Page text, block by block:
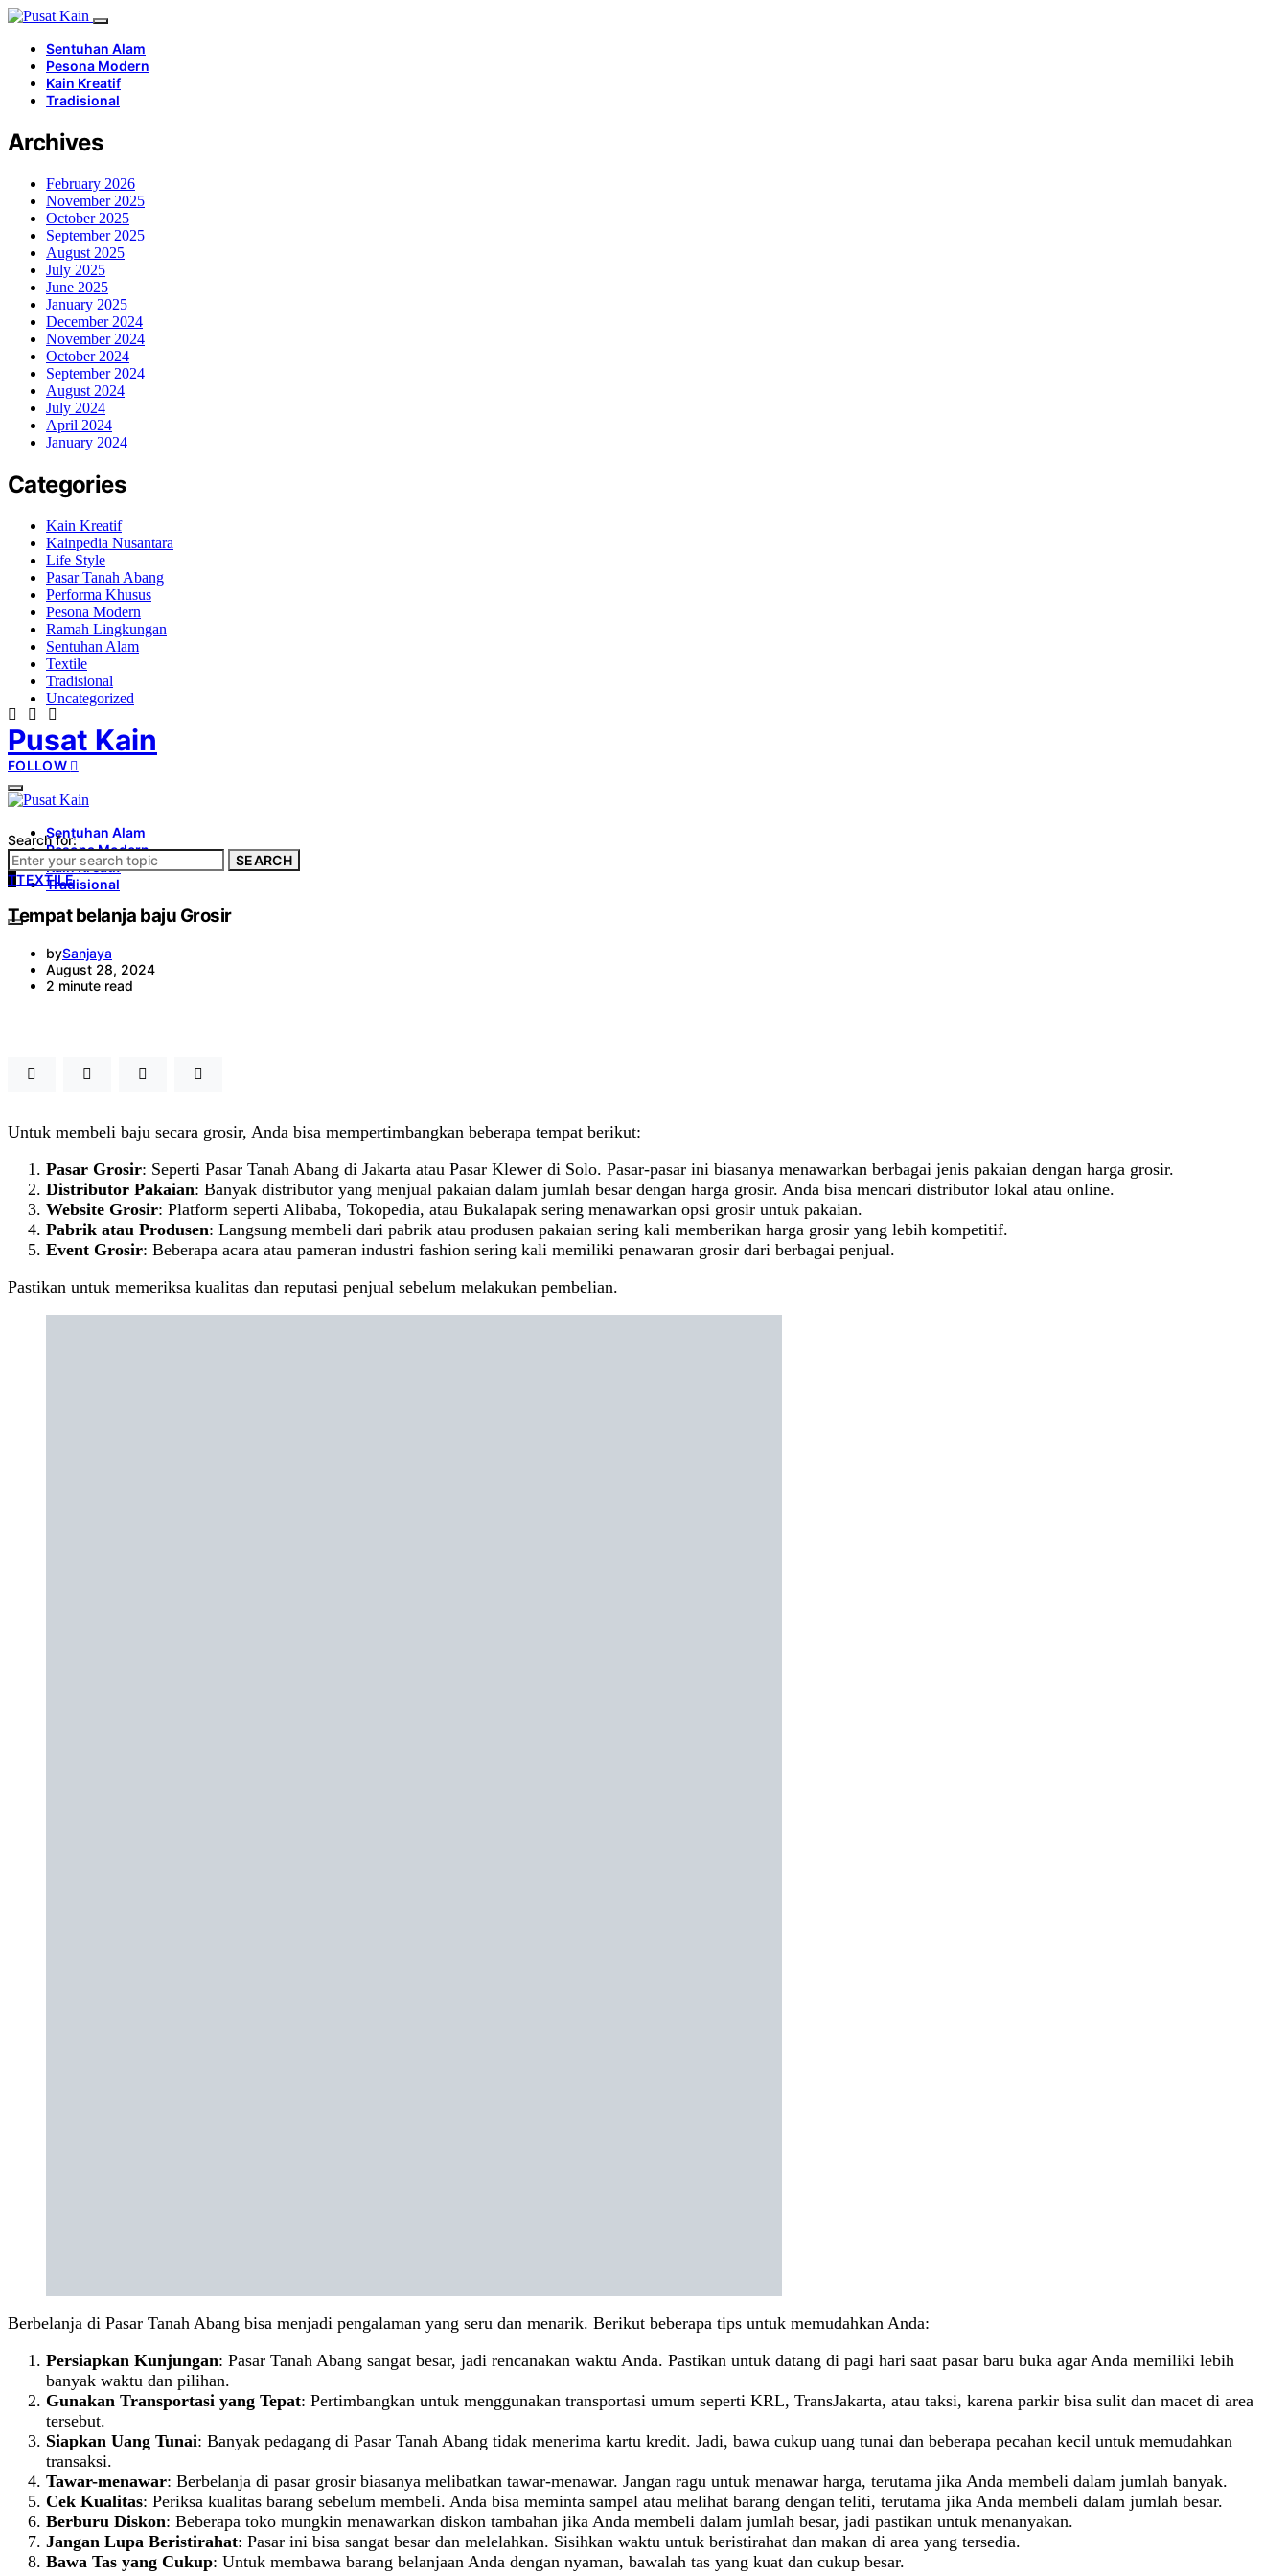
Sentuhan Alam
Pesona Modern
Kain Kreatif
Tradisional
Archives
February 2026
November 2025
October 2025
September 2025
August 2025
July 2025
June 2025
January 2025
December 2024
November 2024
October 2024
September 2024
August 2024
July 2024
April 2024
January 2024
Categories
Kain Kreatif
Kainpedia Nusantara
Life Style
Pasar Tanah Abang
Performa Khusus
Pesona Modern
Ramah Lingkungan
Sentuhan Alam
Textile
Tradisional
Uncategorized
Pusat Kain
FOLLOW
Sentuhan Alam
Pesona Modern
Kain Kreatif
Tradisional
Search for:
SEARCH
TTEXTILE
Tempat belanja baju Grosir
bySanjaya
August 28, 2024
2 minute read
Untuk membeli baju secara grosir, Anda bisa mempertimbangkan beberapa tempat berikut:
Pasar Grosir: Seperti Pasar Tanah Abang di Jakarta atau Pasar Klewer di Solo. Pasar-pasar ini biasanya menawarkan berbagai jenis pakaian dengan harga grosir.
Distributor Pakaian: Banyak distributor yang menjual pakaian dalam jumlah besar dengan harga grosir. Anda bisa mencari distributor lokal atau online.
Website Grosir: Platform seperti Alibaba, Tokopedia, atau Bukalapak sering menawarkan opsi grosir untuk pakaian.
Pabrik atau Produsen: Langsung membeli dari pabrik atau produsen pakaian sering kali memberikan harga grosir yang lebih kompetitif.
Event Grosir: Beberapa acara atau pameran industri fashion sering kali memiliki penawaran grosir dari berbagai penjual.
Pastikan untuk memeriksa kualitas dan reputasi penjual sebelum melakukan pembelian.
Berbelanja di Pasar Tanah Abang bisa menjadi pengalaman yang seru dan menarik. Berikut beberapa tips untuk memudahkan Anda:
Persiapkan Kunjungan: Pasar Tanah Abang sangat besar, jadi rencanakan waktu Anda. Pastikan untuk datang di pagi hari saat pasar baru buka agar Anda memiliki lebih
banyak waktu dan pilihan.
Gunakan Transportasi yang Tepat: Pertimbangkan untuk menggunakan transportasi umum seperti KRL, TransJakarta, atau taksi, karena parkir bisa sulit dan macet di area
tersebut.
Siapkan Uang Tunai: Banyak pedagang di Pasar Tanah Abang tidak menerima kartu kredit. Jadi, bawa cukup uang tunai dan beberapa pecahan kecil untuk memudahkan
transaksi.
Tawar-menawar: Berbelanja di pasar grosir biasanya melibatkan tawar-menawar. Jangan ragu untuk menawar harga, terutama jika Anda membeli dalam jumlah banyak.
Cek Kualitas: Periksa kualitas barang sebelum membeli. Anda bisa meminta sampel atau melihat barang dengan teliti, terutama jika Anda membeli dalam jumlah besar.
Berburu Diskon: Beberapa toko mungkin menawarkan diskon tambahan jika Anda membeli dalam jumlah besar, jadi pastikan untuk menanyakan.
Jangan Lupa Beristirahat: Pasar ini bisa sangat besar dan melelahkan. Sisihkan waktu untuk beristirahat dan makan di area yang tersedia.
Bawa Tas yang Cukup: Untuk membawa barang belanjaan Anda dengan nyaman, bawalah tas yang kuat dan cukup besar.